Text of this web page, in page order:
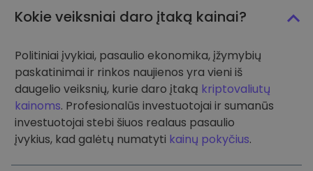
Kokie veiksniai daro įtaką kainai?
Politiniai įvykiai, pasaulio ekonomika, įžymybių
paskatinimai ir rinkos naujienos yra vieni iš
daugelio veiksnių, kurie daro įtaką kriptovaliutų
kainoms. Profesionalūs investuotojai ir sumanūs
investuotojai stebi šiuos realaus pasaulio
įvykius, kad galėtų numatyti kainų pokyčius.